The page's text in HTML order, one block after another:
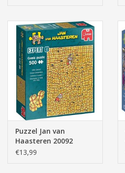
Contact/Locatie
Veiligheid
Pasen
Puzzel Jan van
Haasteren 20092
Expert Overal
€13,99